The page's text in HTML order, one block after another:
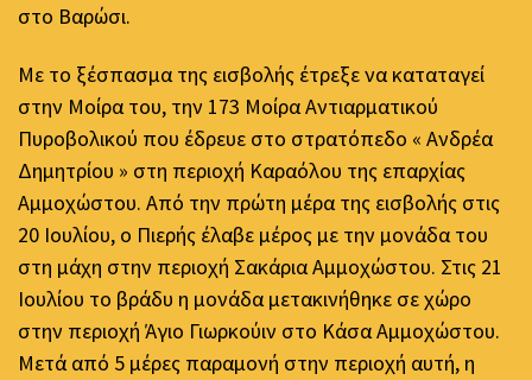
στο Βαρώσι.
Με το ξέσπασμα της εισβολής έτρεξε να καταταγεί
στην Μοίρα του, την 173 Μοίρα Αντιαρματικού
Πυροβολικού που έδρευε στο στρατόπεδο « Ανδρέα
Δημητρίου » στη περιοχή Καραόλου της επαρχίας
Αμμοχώστου. Από την πρώτη μέρα της εισβολής στις
20 Ιουλίου, ο Πιερής έλαβε μέρος με την μονάδα του
στη μάχη στην περιοχή Σακάρια Αμμοχώστου. Στις 21
Ιουλίου το βράδυ η μονάδα μετακινήθηκε σε χώρο
στην περιοχή Άγιο Γιωρκούιν στο Κάσα Αμμοχώστου.
Μετά από 5 μέρες παραμονή στην περιοχή αυτή, η